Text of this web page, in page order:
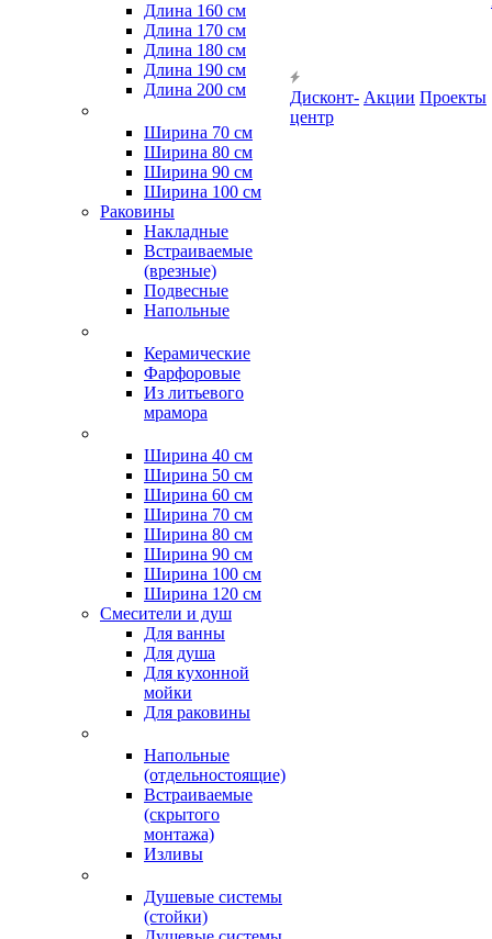
Длина 160 см
Длина 170 см
Длина 180 см
Длина 190 см
Длина 200 см
Ширина 70 см
Ширина 80 см
Ширина 90 см
Ширина 100 см
Раковины
Накладные
Встраиваемые
(врезные)
Подвесные
Напольные
Керамические
Фарфоровые
Из литьевого
мрамора
Ширина 40 см
Ширина 50 см
Ширина 60 см
Ширина 70 см
Ширина 80 см
Ширина 90 см
Ширина 100 см
Ширина 120 см
Смесители и душ
Для ванны
Для душа
Для кухонной
мойки
Для раковины
Напольные
(отдельностоящие)
Встраиваемые
(скрытого
монтажа)
Изливы
Душевые системы
(стойки)
Дисконт-
центр
Акции Проекты